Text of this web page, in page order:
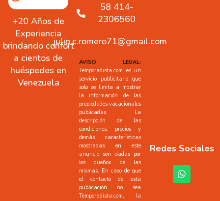
+20 Años de
Experiencia
brindando confort
a cientos de
huéspedes en
Venezuela
58 414-
2306560
julio.c.romero71@gmail.com
AVISO LEGAL:
Temporadista.com es un
servicio publicitario que
solo se limita a mostrar
la información de las
propiedades vacacionales
publicadas. La
descripción de las
condiciones, precios y
demás características
mostradas en este
anuncio son dadas por
los dueños de las
mismas. En caso de que
el contacto de esta
publicación no sea
Temporadista.com, la
Redes Sociales